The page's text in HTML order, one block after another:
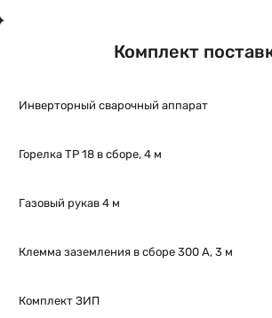
Комплект
Инверторный сварочный аппарат
Горелка ТР 18 в сборе, 4 м
Газовый рукав 4 м
Клемма заземления в сборе 300 А, 3 м
Комплект ЗИП